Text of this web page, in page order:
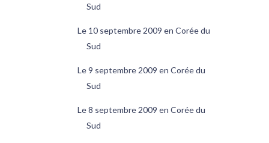
Sud
Le 10 septembre 2009 en Corée du
Sud
Le 9 septembre 2009 en Corée du
Sud
Le 8 septembre 2009 en Corée du
Sud